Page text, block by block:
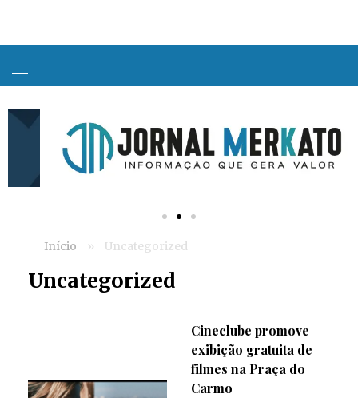
Início » Uncategorized
Uncategorized
Cineclube promove
exibição gratuita de
filmes na Praça do
Carmo